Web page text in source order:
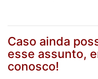
Caso ainda
esse assunto,
conosco!